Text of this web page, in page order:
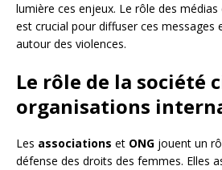
lumière ces enjeux. Le rôle des
est crucial pour diffuser ces messages
autour des violences.
Le rôle de la société
organisations
Les associations et ONG jouent un
défense des droits des femmes. Elles